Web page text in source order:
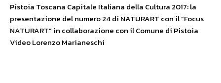
Pistoia Toscana Capitale Italiana della Cultura 2017: la
presentazione del numero 24 di NATURART con il “Focus
NATURART” in collaborazione con il Comune di Pistoia
Video Lorenzo Marianeschi